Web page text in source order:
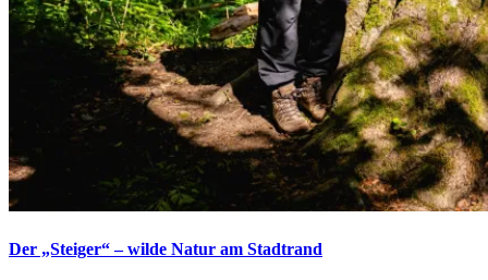
Der „Steiger“ – wilde Natur am Stadtrand